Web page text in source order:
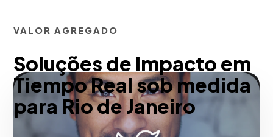
VALOR AGREGADO
Soluções de Impacto em
Tiempo Real sob medida
para Rio de Janeiro